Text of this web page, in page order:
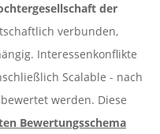
der
verbunden,
Interessenkonflikte
Scalable - nach
werden. Diese
Bewertungsschema